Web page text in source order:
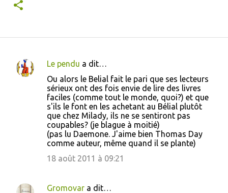
C
i
Le pendu a dit…
Ou alors le Belial fait le pari que ses lecteurs
sérieux ont des fois envie de lire des livres
faciles (comme tout le monde, quoi?) et que
s'ils le font en les achetant au Bélial plutôt
que chez Milady, ils ne se sentiront pas
coupables? (je blague à moitié)
(pas lu Daemone. J'aime bien Thomas Day
comme auteur, même quand il se plante)
18 août 2011 à 09:21
Gromovar a dit…